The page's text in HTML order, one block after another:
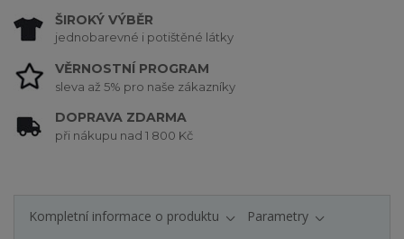
ŠIROKÝ VÝBĚR
jednobarevné i potištěné látky
VĚRNOSTNÍ PROGRAM
sleva až 5% pro naše zákazníky
DOPRAVA ZDARMA
při nákupu nad 1 800 Kč
Kompletní informace o produktu
Parametry